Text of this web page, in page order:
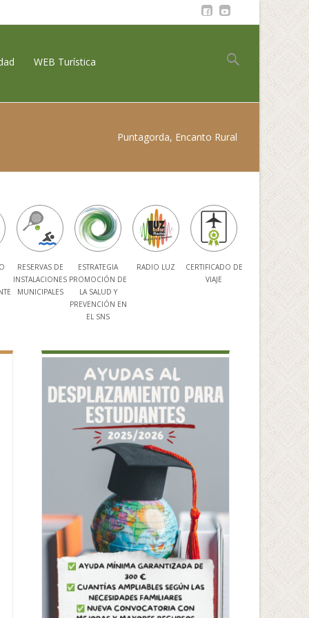
WEB Turística
Buscar:
Puntagorda, Encanto Rural
RESERVAS DE
INSTALACIONES
MUNICIPALES
ESTRATEGIA
PROMOCIÓN DE
LA SALUD Y
PREVENCIÓN EN
EL SNS
RADIO LUZ
CERTIFICADO DE
VIAJE